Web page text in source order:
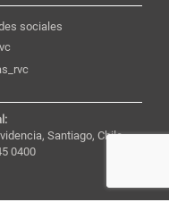
sociales
Santiago, Chile,
0400